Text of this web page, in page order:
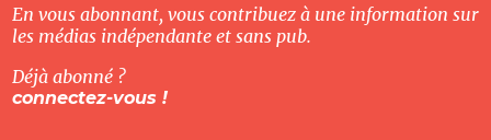
En vous abonnant, vous contribuez à une information sur
les médias indépendante et sans pub.
Déjà abonné ?
connectez-vous !